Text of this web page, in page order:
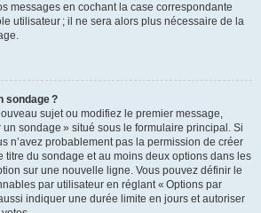
messages en cochant la case correspondante
utilisateur ; il ne sera alors plus nécessaire de la
sondage ?
sujet ou modifiez le premier message,
un sondage » situé sous le formulaire principal. Si
n’avez probablement pas la permission de créer
titre du sondage et au moins deux options dans les
sur une nouvelle ligne. Vous pouvez définir le
par utilisateur en réglant « Options par
indiquer une durée limite en jours et autoriser